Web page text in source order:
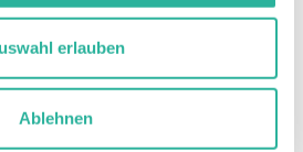
erlauben
Ablehnen
meinem Feel-Good-Equipment
einfach nicht mehr